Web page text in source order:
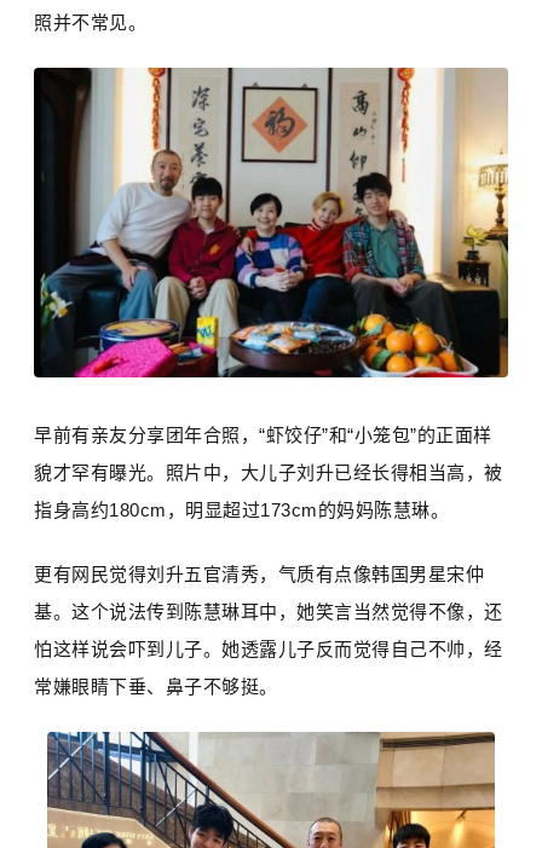
照并不常见。
早前有亲友分享团年合照，“虾饺仔”和“小笼包”的正面样
貌才罕有曝光。照片中，大儿子刘升已经长得相当高，被
指身高约180cm，明显超过173cm的妈妈陈慧琳。
更有网民觉得刘升五官清秀，气质有点像韩国男星宋仲
基。这个说法传到陈慧琳耳中，她笑言当然觉得不像，还
怕这样说会吓到儿子。她透露儿子反而觉得自己不帅，经
常嫌眼睛下垂、鼻子不够挺。